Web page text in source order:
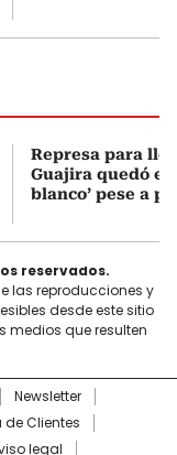
Represa para
Guajira quedó en
blanco’ pese a
reservados.
las reproducciones y
desde este sitio
medios que resulten
Newsletter
de Clientes
legal